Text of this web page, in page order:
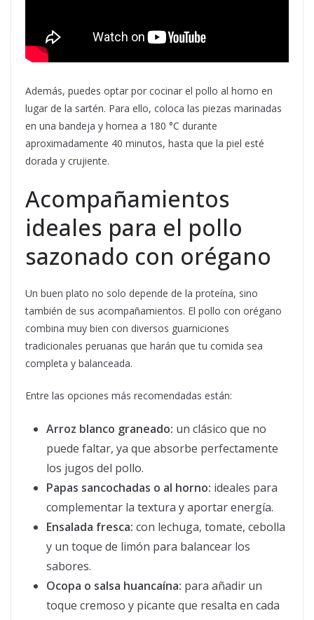
Además, puedes optar por cocinar el pollo al horno en
lugar de la sartén. Para ello, coloca las piezas marinadas
en una bandeja y hornea a 180 °C durante
aproximadamente 40 minutos, hasta que la piel esté
dorada y crujiente.
Acompañamientos
ideales para el pollo
sazonado con orégano
Un buen plato no solo depende de la proteína, sino
también de sus acompañamientos. El pollo con orégano
combina muy bien con diversos guarniciones
tradicionales peruanas que harán que tu comida sea
completa y balanceada.
Entre las opciones más recomendadas están:
Arroz blanco graneado: un clásico que no
puede faltar, ya que absorbe perfectamente
los jugos del pollo.
Papas sancochadas o al horno: ideales para
complementar la textura y aportar energía.
Ensalada fresca: con lechuga, tomate, cebolla
y un toque de limón para balancear los
sabores.
Ocopa o salsa huancaína: para añadir un
toque cremoso y picante que resalta en cada